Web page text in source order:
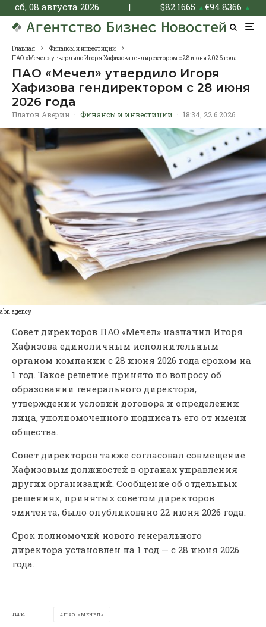
сб, 08 августа 2026 | $82.1665 ▲€94.8366 ▲
Главная
Финансы и инвестиции
ПАО «Мечел» утвердило Игоря Хафизова гендиректором с 28 июня 2026 года
ПАО «Мечел» утвердило Игоря
Хафизова гендиректором с 28 июня
2026 года
Платон Аверин · Финансы и инвестиции · 18:34, 22.6.2026
abn.agency
Совет директоров ПАО «Мечел» назначил Игоря
Хафизова единоличным исполнительным
органом компании с 28 июня 2026 года сроком на
1 год. Такое решение принято по вопросу об
образовании генерального директора,
утверждении условий договора и определении
лица, уполномоченного подписать его от имени
общества.
Совет директоров также согласовал совмещение
Хафизовым должностей в органах управления
других организаций. Сообщение об отдельных
решениях, принятых советом директоров
эмитента, было опубликовано 22 июня 2026 года.
Срок полномочий нового генерального
директора установлен на 1 год — с 28 июня 2026
года.
ТЕГИ ПАО «МЕЧЕЛ»